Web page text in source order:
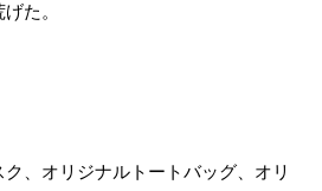
た。
、オリジナルトートバッグ、オリ